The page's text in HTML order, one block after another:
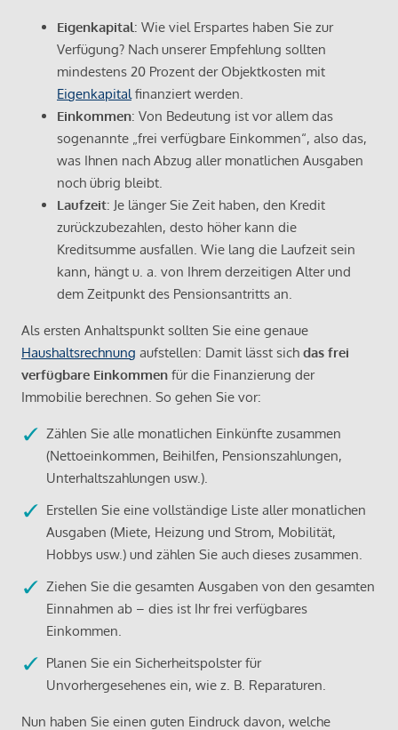
Eigenkapital: Wie viel Erspartes haben Sie zur
Verfügung? Nach unserer Empfehlung sollten
mindestens 20 Prozent der Objektkosten mit
Eigenkapital finanziert werden.
Einkommen: Von Bedeutung ist vor allem das
sogenannte „frei verfügbare Einkommen“, also das,
was Ihnen nach Abzug aller monatlichen Ausgaben
noch übrig bleibt.
Laufzeit: Je länger Sie Zeit haben, den Kredit
zurückzubezahlen, desto höher kann die
Kreditsumme ausfallen. Wie lang die Laufzeit sein
kann, hängt u. a. von Ihrem derzeitigen Alter und
dem Zeitpunkt des Pensionsantritts an.
Als ersten Anhaltspunkt sollten Sie eine genaue
Haushaltsrechnung aufstellen: Damit lässt sich das frei
verfügbare Einkommen für die Finanzierung der
Immobilie berechnen. So gehen Sie vor:
Zählen Sie alle monatlichen Einkünfte zusammen
(Nettoeinkommen, Beihilfen, Pensionszahlungen,
Unterhaltszahlungen usw.).
Erstellen Sie eine vollständige Liste aller monatlichen
Ausgaben (Miete, Heizung und Strom, Mobilität,
Hobbys usw.) und zählen Sie auch dieses zusammen.
Ziehen Sie die gesamten Ausgaben von den gesamten
Einnahmen ab – dies ist Ihr frei verfügbares
Einkommen.
Planen Sie ein Sicherheitspolster für
Unvorhergesehenes ein, wie z. B. Reparaturen.
Nun haben Sie einen guten Eindruck davon, welche